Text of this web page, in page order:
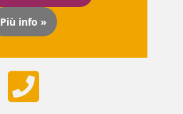
Più info »